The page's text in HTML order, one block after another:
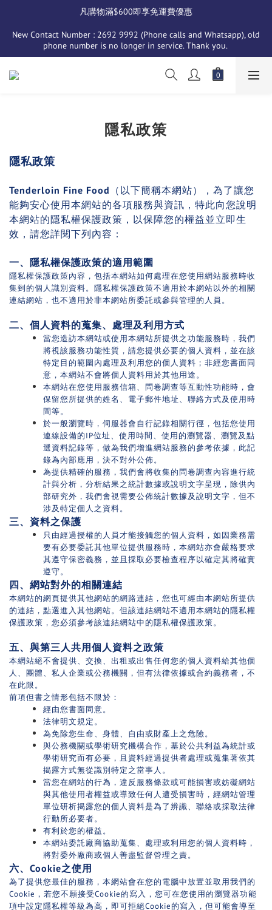
凡購物滿$600即享免運費優惠
New Contact Number : 2692 9992 (Phone calls and Whatsapp), old
phone number is no longer in service. Thank you.
隱私政策
隱私政策
Tenderloin Fine Food （以下簡稱本網站），為了讓您
能夠安心使用本網站的各項服務與資訊，特此向您說明
本網站的隱私權保護政策，以保障您的權益並立即生
效，請您詳閱下列內容：
一、隱私權保護政策的適用範圍
隱私權保護政策內容，包括本網站如何處理在您使用網站服務時收
集到的個人識別資料。隱私權保護政策不適用於本網站以外的相關
連結網站，也不適用於非本網站所委託或參與管理的人員。
二、個人資料的蒐集、處理及利用方式
當您造訪本網站或使用本網站所提供之功能服務時，我們
將視該服務功能性質，請您提供必要的個人資料，並在該
特定目的範圍內處理及利用您的個人資料；非經您書面同
意，本網站不會將個人資料用於其他用途。
本網站在您使用服務信箱、問卷調查等互動性功能時，會
保留您所提供的姓名、電子郵件地址、聯絡方式及使用時
間等。
於一般瀏覽時，伺服器會自行記錄相關行徑，包括您使用
連線設備的IP位址、使用時間、使用的瀏覽器、瀏覽及點
選資料記錄等，做為我們增進網站服務的參考依據，此記
錄為內部應用，決不對外公佈。
為提供精確的服務，我們會將收集的問卷調查內容進行統
計與分析，分析結果之統計數據或說明文字呈現，除供內
部研究外，我們會視需要公佈統計數據及說明文字，但不
涉及特定個人之資料。
三、資料之保護
只由經過授權的人員才能接觸您的個人資料，如因業務需
要有必要委託其他單位提供服務時，本網站亦會嚴格要求
其遵守保密義務，並且採取必要檢查程序以確定其將確實
遵守。
四、網站對外的相關連結
本網站的網頁提供其他網站的網路連結，您也可經由本網站所提供
的連結，點選進入其他網站。但該連結網站不適用本網站的隱私權
保護政策，您必須參考該連結網站中的隱私權保護政策。
五、與第三人共用個人資料之政策
本網站絕不會提供、交換、出租或出售任何您的個人資料給其他個
人、團體、私人企業或公務機關，但有法律依據或合約義務者，不
在此限。
前項但書之情形包括不限於：
經由您書面同意。
法律明文規定。
為免除您生命、身體、自由或財產上之危險。
與公務機關或學術研究機構合作，基於公共利益為統計或
學術研究而有必要，且資料經過提供者處理或蒐集著依其
揭露方式無從識別特定之當事人。
當您在網站的行為，違反服務條款或可能損害或妨礙網站
與其他使用者權益或導致任何人遭受損害時，經網站管理
單位研析揭露您的個人資料是為了辨識、聯絡或採取法律
行動所必要者。
有利於您的權益。
本網站委託廠商協助蒐集、處理或利用您的個人資料時，
將對委外廠商或個人善盡監督管理之責。
六、Cookie之使用
為了提供您最佳的服務，本網站會在您的電腦中放置並取用我們的
Cookie，若您不願接受Cookie的寫入，您可在您使用的瀏覽器功能
項中設定隱私權等級為高，即可拒絕Cookie的寫入，但可能會導至